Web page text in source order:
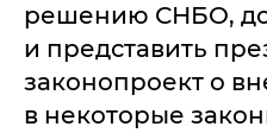
решению СНБО,
и представить
законопроект о
в некоторые